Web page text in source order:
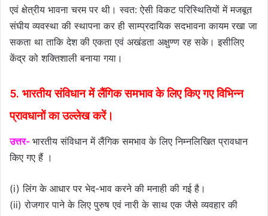
एवं क्षेत्रीय भावना चरम पर थी। स्वत: ऐसी विकट परिस्थितियों में मजबूत
संघीय व्यवस्था की स्थापना कर ही साम्प्रदायिक सदभावना कायम रखा जा
सकता था ताकि देश की एकता एवं अखंडता अक्षुण्ण रह सके। इसीलिए
केंद्र को शक्तिशाली बनाया गया।
5. भारतीय संविधान में लैंगिक समभाव के लिए किए गए विभिन्न
प्रावधानों का उल्लेख करें।
उत्तर- भारतीय संविधान में लैंगिक समभाव के लिए निम्नलिखित प्रावधान
किए गए हैं ।
(i) लिंग के आधार पर भेद-भाव करने की मनाही की गई है।
(ii) रोजगार पाने के लिए पुरुष एवं नारी के साथ एक जैसे व्यवहार की